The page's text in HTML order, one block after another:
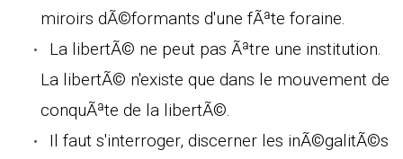
miroirs dÃ©formants d'une fÃªte foraine.
La libertÃ© ne peut pas Ãªtre une institution.
La libertÃ© n'existe que dans le mouvement de
conquÃªte de la libertÃ©.
Il faut s'interroger, discerner les inÃ©galitÃ©s